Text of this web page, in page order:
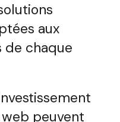
aux
de chaque
web peuvent